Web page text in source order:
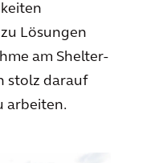
Lösungen
am Shelter-
stolz darauf
arbeiten.